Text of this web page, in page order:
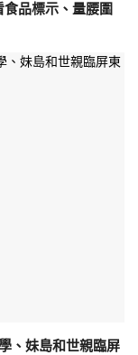
品標示、量腰圍
、妹島和世親臨屏